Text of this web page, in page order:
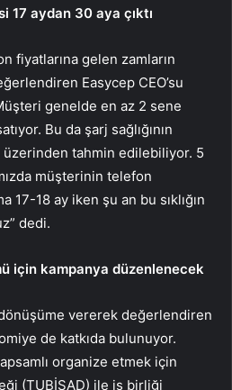
17 aydan 30 aya çıktı
fiyatlarına gelen zamların
Easycep CEO’su
genelde en az 2 sene
Bu da şarj sağlığının
tahmin edilebiliyor. 5
müşterinin telefon
17-18 ay iken şu an bu sıklığın
dedi.
için kampanya düzenlenecek
vererek değerlendiren
de katkıda bulunuyor.
organize etmek için
(TUBİSAD) ile iş birliği